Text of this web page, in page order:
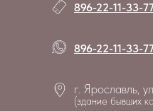
г. Ярославль,
896-22-11-33-
896-22-11-33-
(здание бывших